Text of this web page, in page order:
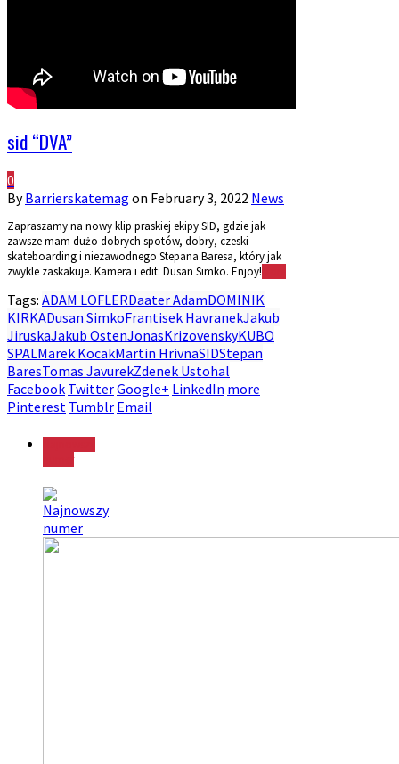
sid “DVA”
0
ByBarrierskatemag on February 3, 2022 News
Zapraszamy na nowy klip praskiej ekipy SID, gdzie jak
zawsze mam dużo dobrych spotów, dobry, czeski
skateboarding i niezawodnego Stepana Baresa, który jak
zwykle zaskakuje. Kamera i edit: Dusan Simko. Enjoy!
Tags: ADAM LOFLERDaater AdamDOMINIK
KIRKADusan SimkoFrantisek HavranekJakub
JiruskaJakub OstenJonasKrizovenskyKUBO
SPALMarek KocakMartin HrivnaSIDStepan
BaresTomas JavurekZdenek Ustohal
Facebook TwitterGoogle+ LinkedIn more
Pinterest Tumblr Email